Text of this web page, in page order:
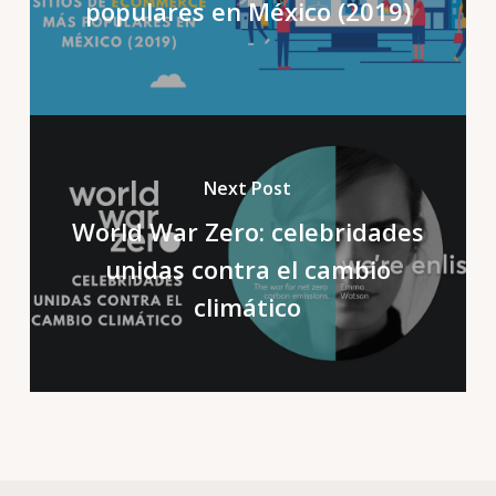
populares en México (2019)
Next Post
World War Zero: celebridades
unidas contra el cambio
climático